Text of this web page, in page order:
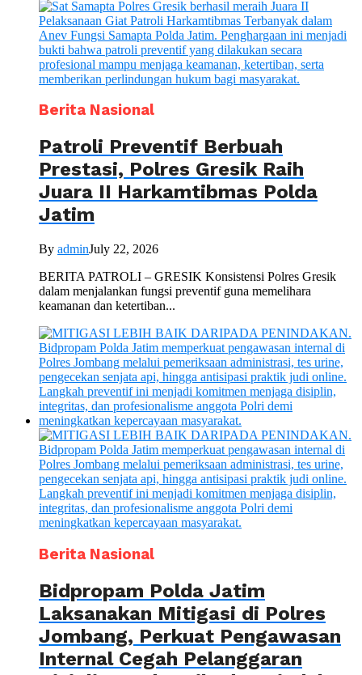
Berita Nasional
Patroli Preventif Berbuah
Prestasi, Polres Gresik Raih
Juara II Harkamtibmas Polda
Jatim
By adminJuly 22, 2026
BERITA PATROLI – GRESIK Konsistensi Polres Gresik
dalam menjalankan fungsi preventif guna memelihara
keamanan dan ketertiban...
Berita Nasional
Bidpropam Polda Jatim
Laksanakan Mitigasi di Polres
Jombang, Perkuat Pengawasan
Internal Cegah Pelanggaran